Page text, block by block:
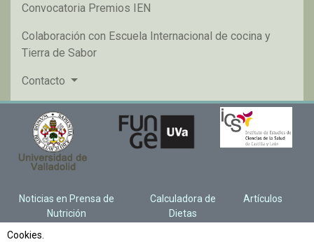
Convocatoria Premios IEN
Colaboración con Escuela Internacional de cocina y
Tierra de Sabor
Contacto
Noticias en Prensa de
Nutrición
Calculadora de
Dietas
Artículos
Cookies.